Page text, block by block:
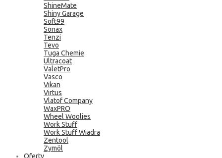
ShineMate
Shiny Garage
Soft99
Sonax
Tenzi
Tevo
Tuga Chemie
Ultracoat
ValetPro
Vasco
Vikan
Virtus
Vlatof Company
WaxPRO
Wheel Woolies
Work Stuff
Work Stuff Wiadra
Zentool
Zymöl
Oferty